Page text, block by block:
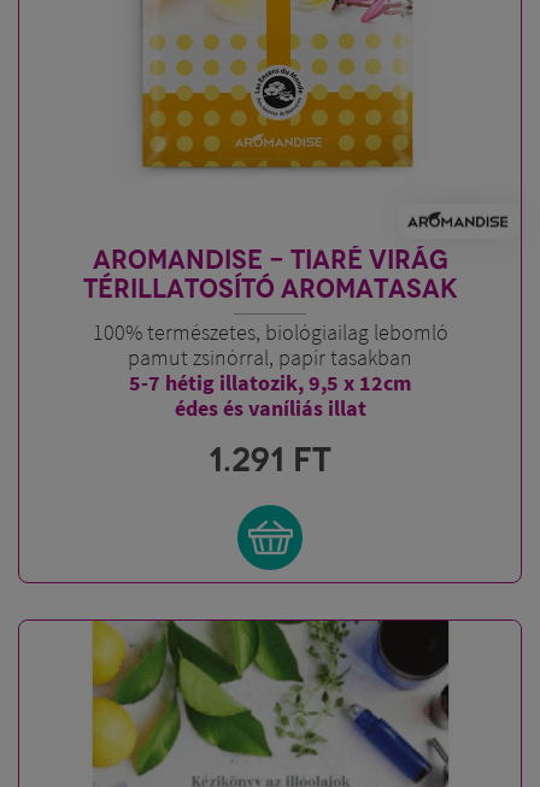
AROMANDISE - TIARÉ VIRÁG
TÉRILLATOSÍTÓ AROMATASAK
100% természetes, biológiailag lebomló
pamut zsinórral, papír tasakban
5-7 hétig illatozik, 9,5 x 12cm
édes és vaníliás illat
1.291 FT